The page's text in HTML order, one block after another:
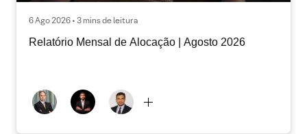
6 Ago 2026 • 3 mins de leitura
Relatório Mensal de Alocação | Agosto 2026